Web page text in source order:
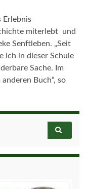
Erlebnis
miterlebt und
Senftleben. „Seit
ich in dieser Schule
Sache. Im
Buch“, so